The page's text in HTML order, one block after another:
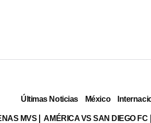
Últimas Noticias México
MVS AMÉRICA VS SAN DIEGO FC